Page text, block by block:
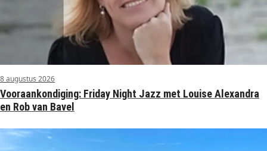
8 augustus 2026
Vooraankondiging: Friday Night Jazz met Louise Alexandra
en Rob van Bavel